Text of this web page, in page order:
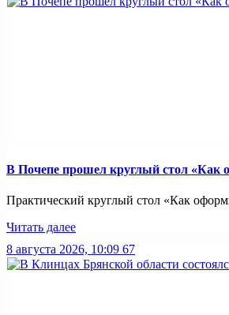
В Почепе прошел круглый стол «Как
Практический круглый стол «Как
Читать далее
8 августа 2026, 10:09 67